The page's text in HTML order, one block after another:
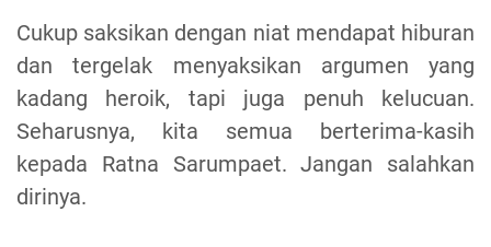
Cukup saksikan dengan niat mendapat hiburan
dan tergelak menyaksikan argumen yang
kadang heroik, tapi juga penuh kelucuan.
Seharusnya, kita semua berterima-kasih
kepada Ratna Sarumpaet. Jangan salahkan
dirinya.